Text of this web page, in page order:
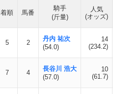
着順 馬番
騎手
(斤量)
人気
(オッズ)
5 2
丹内 祐次
(54.0)
14
(234.2)
7 4
長谷川 浩大
(57.0)
10
(61.7)